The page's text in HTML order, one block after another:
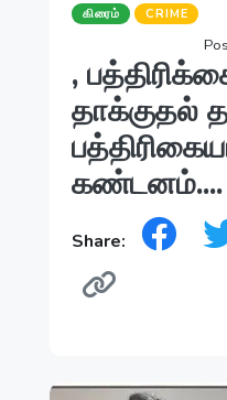
கிரைம் CRIME
,
தாக்குதல்
கண்டனம்....
Share: